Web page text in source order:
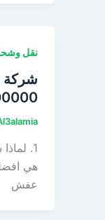
نقل
شركة
000000 افضل عمالة
عفش